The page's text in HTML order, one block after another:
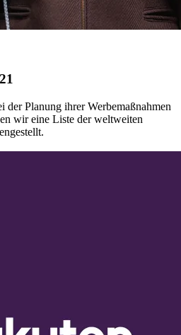
Planung ihrer Werbemaßnahmen
wir eine Liste der weltweiten